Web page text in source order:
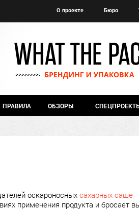
О проекте Бюро
ПРАВИЛА ОБЗОРЫ
оскароносных сахарных саше
применения продукта и бросает